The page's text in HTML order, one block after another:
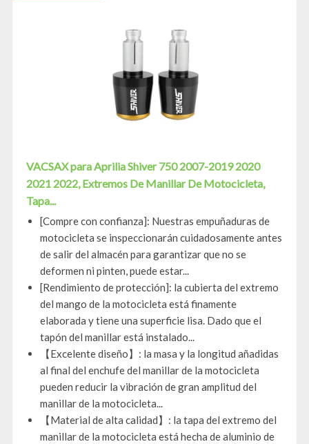
VACSAX para Aprilia Shiver 750 2007-2019 2020
2021 2022, Extremos De Manillar De Motocicleta,
Tapa...
[Compre con confianza]: Nuestras empuñaduras de
motocicleta se inspeccionarán cuidadosamente antes
de salir del almacén para garantizar que no se
deformen ni pinten, puede estar...
[Rendimiento de protección]: la cubierta del extremo
del mango de la motocicleta está finamente
elaborada y tiene una superficie lisa. Dado que el
tapón del manillar está instalado...
【Excelente diseño】: la masa y la longitud añadidas
al final del enchufe del manillar de la motocicleta
pueden reducir la vibración de gran amplitud del
manillar de la motocicleta...
【Material de alta calidad】: la tapa del extremo del
manillar de la motocicleta está hecha de aluminio de